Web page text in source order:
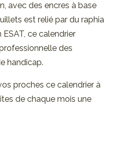
avec des encres à base
est relié par du raphia
ce calendrier
des
handicap.
proches ce calendrier à
de chaque mois une